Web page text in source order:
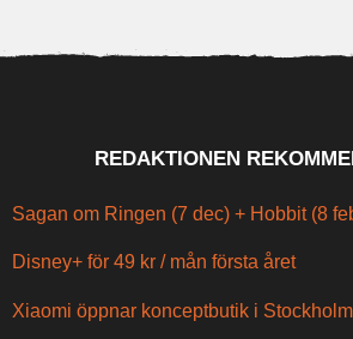
REDAKTIONEN
Sagan om Ringen (7 dec) + Hobbit (8
Disney+ för 49 kr / mån första året
Xiaomi öppnar konceptbutik i